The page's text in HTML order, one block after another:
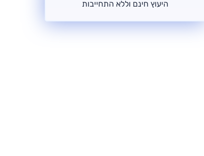
היעוץ חינם וללא התחייבות